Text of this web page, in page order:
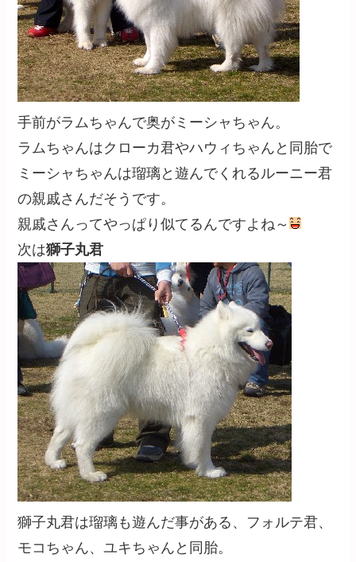
手前がラムちゃんで奥がミーシャちゃん。
ラムちゃんはクローカ君やハウィちゃんと同胎で
ミーシャちゃんは瑠璃と遊んでくれるルーニー君
の親戚さんだそうです。
親戚さんってやっぱり似てるんですよね～
次は獅子丸君
獅子丸君は瑠璃も遊んだ事がある、フォルテ君、
モコちゃん、ユキちゃんと同胎。